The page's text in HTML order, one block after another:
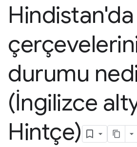
durumu
(İngilizce
Hintçe)